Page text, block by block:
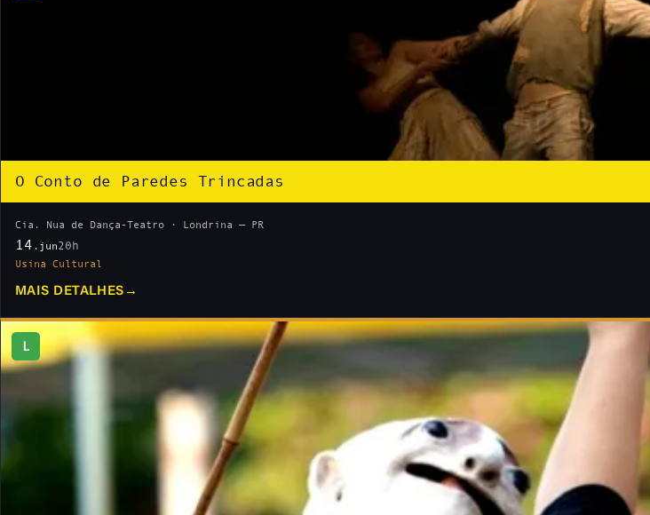
O Conto de Paredes Trincadas
Cia. Nua de Dança-Teatro · Londrina — PR
14 .jun20h
Usina Cultural
MAIS DETALHES →
L